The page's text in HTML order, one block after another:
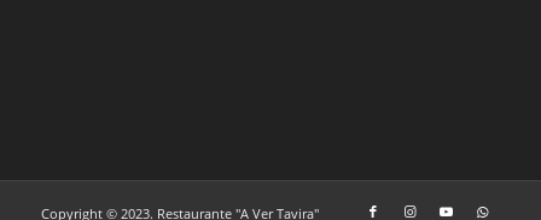
Copyright © 2023. Restaurante "A Ver Tavira"